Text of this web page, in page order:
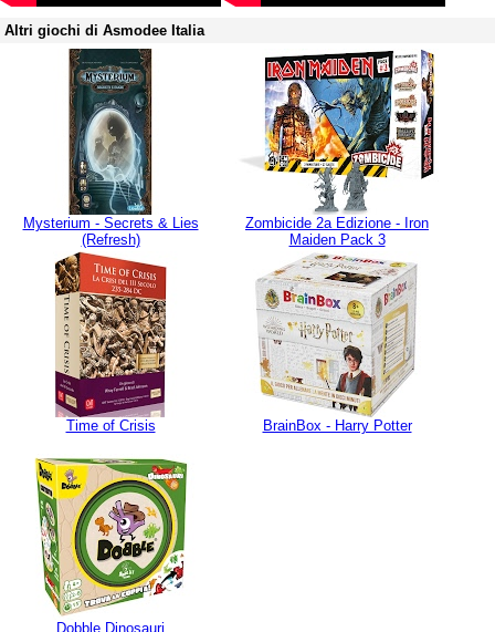
Altri giochi di Asmodee Italia
Mysterium - Secrets & Lies
(Refresh)
Zombicide 2a Edizione - Iron
Maiden Pack 3
Time of Crisis BrainBox - Harry Potter
Dobble Dinosauri